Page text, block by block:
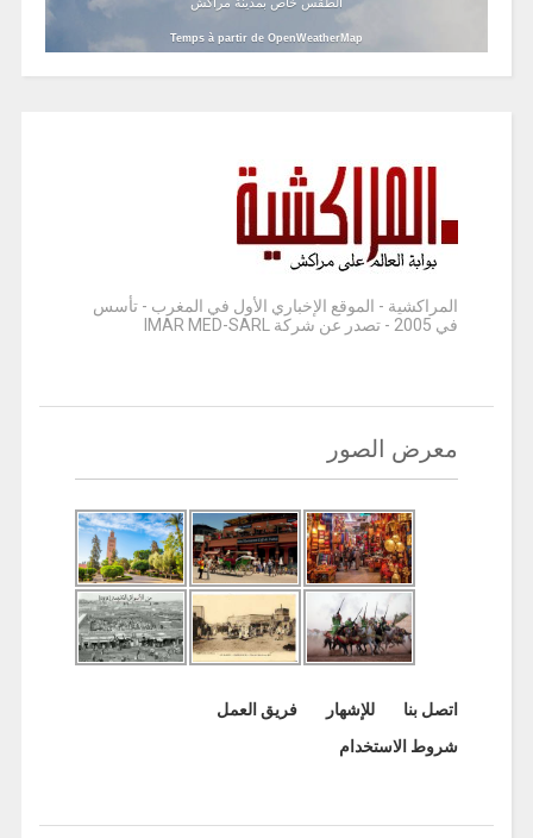
Temps à partir de OpenWeatherMap
المراكشية - الموقع الإخباري الأول في المغرب - تأسس
في 2005 - تصدر عن شركة IMAR MED-SARL
معرض الصور
اتصل بنا للإشهار
فريق العمل
شروط الاستخدام